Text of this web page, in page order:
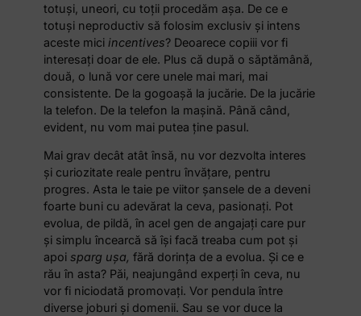
totuși, uneori, cu toții procedăm așa. De ce e
totuși neproductiv să folosim exclusiv și intens
aceste mici incentives? Deoarece copiii vor fi
interesați doar de ele. Plus că după o săptămână,
două, o lună vor cere unele mai mari, mai
consistente. De la gogoașă la jucărie. De la jucărie
la telefon. De la telefon la mașină. Până când,
evident, nu vom mai putea ține pasul.
Mai grav decât atât însă, nu vor dezvolta interes
și curiozitate reale pentru învățare, pentru
progres. Asta le taie pe viitor șansele de a deveni
foarte buni cu adevărat la ceva, pasionați. Pot
evolua, de pildă, în acel gen de angajați care pur
și simplu încearcă să își facă treaba cum pot și
apoi sparg ușa, fără dorința de a evolua. Și ce e
rău în asta? Păi, neajungând experți în ceva, nu
vor fi niciodată promovați. Vor pendula între
diverse joburi și domenii. Sau se vor duce la